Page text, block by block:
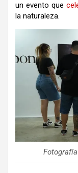
un evento que
la naturaleza.